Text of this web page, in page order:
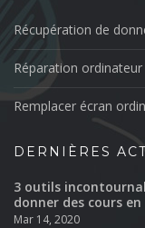
Récupération de
Réparation
Remplacer écran
DERNIÈRES
3 outils
donner des cours en
Mar 14, 2020